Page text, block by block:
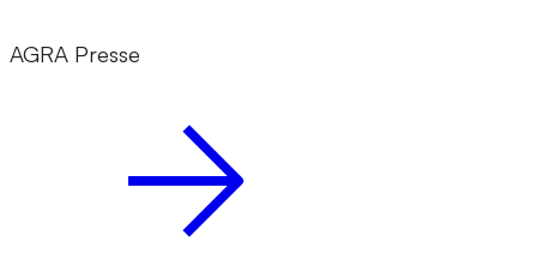
AGRA Presse